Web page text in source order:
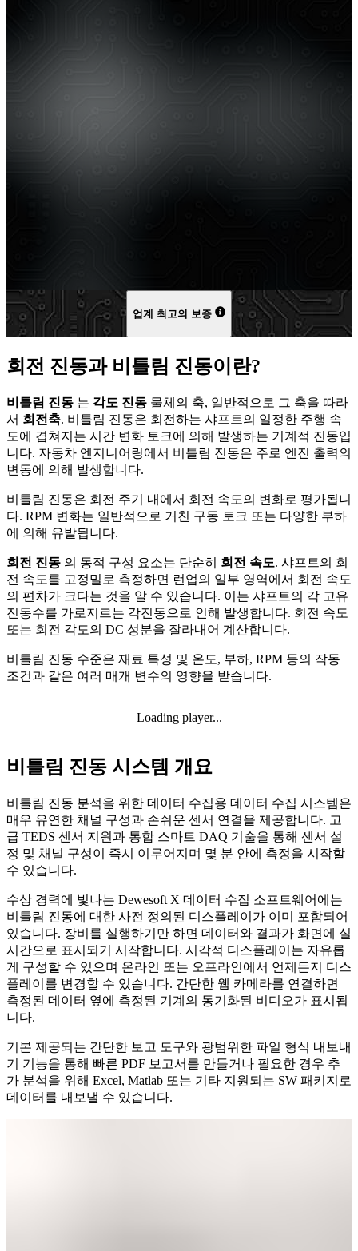
업계 최고의 보증
회전 진동과 비틀림 진동이란?
비틀림 진동 는 각도 진동 물체의 축, 일반적으로 그 축을 따라
서 회전축. 비틀림 진동은 회전하는 샤프트의 일정한 주행 속
도에 겹쳐지는 시간 변화 토크에 의해 발생하는 기계적 진동입
니다. 자동차 엔지니어링에서 비틀림 진동은 주로 엔진 출력의
변동에 의해 발생합니다.
비틀림 진동은 회전 주기 내에서 회전 속도의 변화로 평가됩니
다. RPM 변화는 일반적으로 거친 구동 토크 또는 다양한 부하
에 의해 유발됩니다.
회전 진동 의 동적 구성 요소는 단순히 회전 속도. 샤프트의 회
전 속도를 고정밀로 측정하면 런업의 일부 영역에서 회전 속도
의 편차가 크다는 것을 알 수 있습니다. 이는 샤프트의 각 고유
진동수를 가로지르는 각진동으로 인해 발생합니다. 회전 속도
또는 회전 각도의 DC 성분을 잘라내어 계산합니다.
비틀림 진동 수준은 재료 특성 및 온도, 부하, RPM 등의 작동
조건과 같은 여러 매개 변수의 영향을 받습니다.
Loading player...
비틀림 진동 시스템 개요
비틀림 진동 분석을 위한 데이터 수집용 데이터 수집 시스템은
매우 유연한 채널 구성과 손쉬운 센서 연결을 제공합니다. 고
급 TEDS 센서 지원과 통합 스마트 DAQ 기술을 통해 센서 설
정 및 채널 구성이 즉시 이루어지며 몇 분 안에 측정을 시작할
수 있습니다.
수상 경력에 빛나는 Dewesoft X 데이터 수집 소프트웨어에는
비틀림 진동에 대한 사전 정의된 디스플레이가 이미 포함되어
있습니다. 장비를 실행하기만 하면 데이터와 결과가 화면에 실
시간으로 표시되기 시작합니다. 시각적 디스플레이는 자유롭
게 구성할 수 있으며 온라인 또는 오프라인에서 언제든지 디스
플레이를 변경할 수 있습니다. 간단한 웹 카메라를 연결하면
측정된 데이터 옆에 측정된 기계의 동기화된 비디오가 표시됩
니다.
기본 제공되는 간단한 보고 도구와 광범위한 파일 형식 내보내
기 기능을 통해 빠른 PDF 보고서를 만들거나 필요한 경우 추
가 분석을 위해 Excel, Matlab 또는 기타 지원되는 SW 패키지로
데이터를 내보낼 수 있습니다.